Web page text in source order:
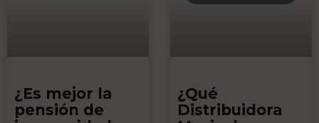
¿Es mejor la
pensión de
¿Qué
Distribuidora